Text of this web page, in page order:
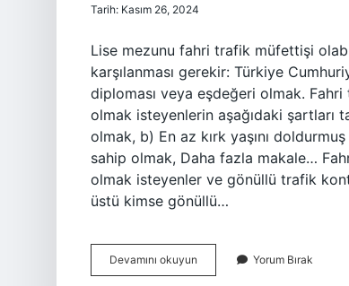
Tarih: Kasım 26, 2024
Lise mezunu fahri trafik müfettişi
karşılanması gerekir: Türkiye
diploması veya eşdeğeri olmak.
olmak isteyenlerin aşağıdaki şartları
olmak, b) En az kırk yaşını
sahip olmak, Daha fazla makale…
olmak isteyenler ve gönüllü trafik
üstü kimse gönüllü…
Devamını okuyun
Müfettiş
Yorum Bırak